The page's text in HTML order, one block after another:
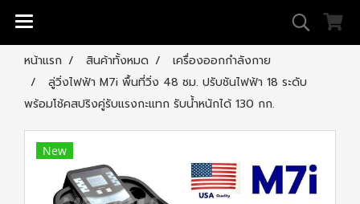
หน้าแรก สินค้าทั้งหมด
เครื่องออกกำลังกาย
ลู่วิ่งไฟฟ้า M7i พื้นที่วิ่ง 48 ซม. ปรับชันไฟฟ้า 18 ระดับ
พร้อมโช้คสปริงคู่รับแรงกะแทก รับน้ำหนักได้ 130 กก.
New